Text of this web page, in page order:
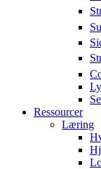
Ressourcer
Læring